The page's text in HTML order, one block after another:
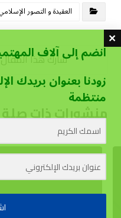
العقيدة و التصور
منشورات ذات
انضم إلى آلاف
زودنا بعنوان بريدك
منتظمة